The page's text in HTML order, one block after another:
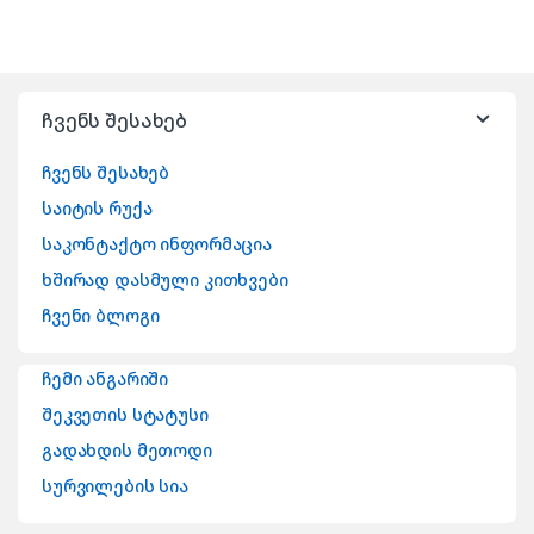
ჩვენს შესახებ
ჩვენს შესახებ
საიტის რუქა
საკონტაქტო ინფორმაცია
ხშირად დასმული კითხვები
ჩვენი ბლოგი
ჩემი ანგარიში
შეკვეთის სტატუსი
გადახდის მეთოდი
სურვილების სია